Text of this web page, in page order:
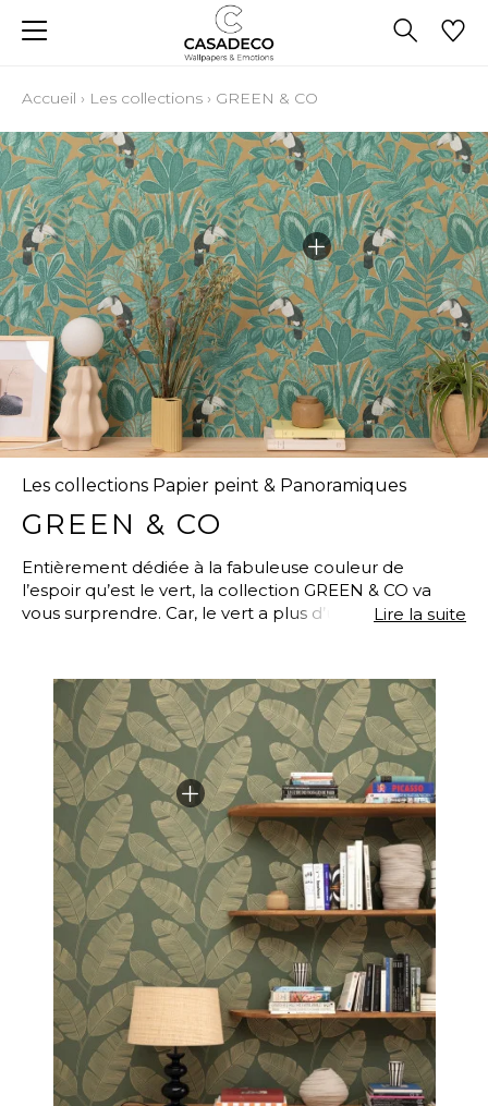
Accueil › Les collections › GREEN & CO
Les collections Papier peint & Panoramiques
GREEN & CO
Entièrement dédiée à la fabuleuse couleur de
l’espoir qu’est le vert, la collection GREEN & CO va
vous surprendre. Car, le vert a plus d’un tour dans sa
Chaque modèle porte le nom d’une destination
verdoyante pour un voyage naturellement
accessible et flamboyant. Et, on comprend mieux
pourquoi le vert est la grande tendance couleur de
ces dernières années. Tous les papiers peints de la
collection se proposent soit vinyle soit intissé, et
toujours faciles à poser dans toutes les différentes
pièces de la maison (chambre, salle à manger, salon,
bureau…)
Lire la suite